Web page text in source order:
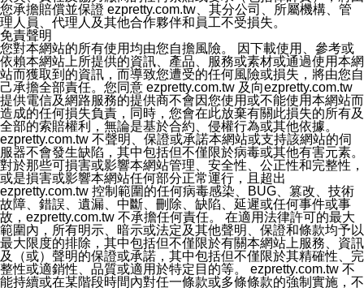
您承擔賠償並保證 ezpretty.com.tw、其分公司、所屬機構、管
理人員、代理人及其他合作夥伴和員工不受損失。
免責聲明
您對本網站的所有使用均由您自擔風險。 因下載使用、參考或
依賴本網站上所提供的資訊、產品、服務或素材或通過使用本網
站而獲取到的資訊，而導致您遭受的任何風險或損失，將由您自
己承擔全部責任。您同意 ezpretty.com.tw 及向ezpretty.com.tw
提供電信及網路服務的提供商不會因您使用或不能使用本網站而
造成的任何損失負責，同時，您會在此放棄有關此損失的所有及
全部的索賠權利，無論是基於合約、侵權行為或其他依據。
ezpretty.com.tw 不聲明、保證或承諾本網站或支持該網站的伺
服器不會發生缺陷，其中包括但不僅限於病毒或其他有害元素。
對於那些可損害或影響本網站管理、安全性、公正性和完整性，
或是損害或影響本網站任何部分正常運行，且超出
ezpretty.com.tw 控制範圍的任何病毒感染、BUG、篡改、技術
故障、錯誤、遺漏、中斷、刪除、缺陷、延遲或任何事件或事
故，ezpretty.com.tw 不承擔任何責任。 在適用法律許可的最大
範圍內，所有明示、暗示或法定及其他聲明、保證和條款均予以
最大限度的排除，其中包括但不僅限於有關本網站上服務、資訊
及（或）聲明的保證或承諾，其中包括但不僅限於其精確性、完
整性或適銷性、品質或適用於特定目的等。 ezpretty.com.tw 不
能持續或在某階段時間內對任一條款或多條條款的強制實施，不